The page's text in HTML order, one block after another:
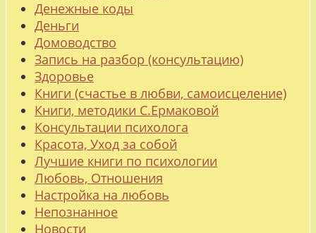
Денежные коды
Деньги
Домоводство
Запись на разбор (консультацию)
Здоровье
Книги (счастье в любви, самоисцеление)
Книги, методики С.Ермаковой
Консультации психолога
Красота, Уход за собой
Лучшие книги по психологии
Любовь, Отношения
Настройка на любовь
Непознанное
Новости